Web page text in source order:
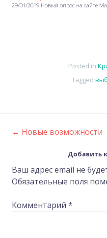
29/01/2019 Новый опрос на сайте
Posted in
Tagged
Post
← Новые возможности
Добавить
Ваш адрес email не
Обязательные поля
Комментарий *